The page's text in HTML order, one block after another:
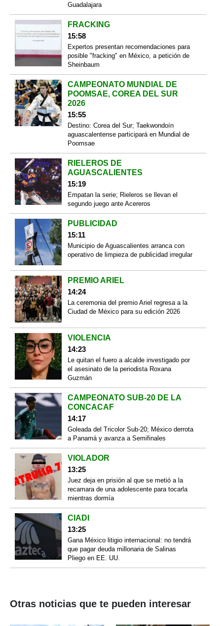
Guadalajara
FRACKING
15:58
Expertos presentan recomendaciones para
posible "fracking" en México, a petición de
Sheinbaum
CAMPEONATO MUNDIAL DE
POOMSAE, COREA DEL SUR
2026
15:55
Destino: Corea del Sur; Taekwondoín
aguascalentense participará en Mundial de
Poomsae
RIELEROS DE
AGUASCALIENTES
15:19
Empatan la serie; Rieleros se llevan el
segundo juego ante Acereros
PUBLICIDAD
15:11
Municipio de Aguascalientes arranca con
operativo de limpieza de publicidad irregular
PREMIO ARIEL
14:24
La ceremonia del premio Ariel regresa a la
Ciudad de México para su edición 2026
VIOLENCIA
14:23
Le quitan el fuero a alcalde investigado por
el asesinato de la periodista Roxana
Guzmán
CAMPEONATO SUB-20 DE LA
CONCACAF
14:17
Goleada del Tricolor Sub-20; México derrota
a Panamá y avanza a Semifinales
VIOLADOR
13:25
Juez deja en prisión al que se metió a la
recamara de una adolescente para tocarla
mientras dormía
CIADI
13:25
Gana México litigio internacional: no tendrá
que pagar deuda millonaria de Salinas
Pliego en EE. UU.
Otras noticias que te pueden interesar